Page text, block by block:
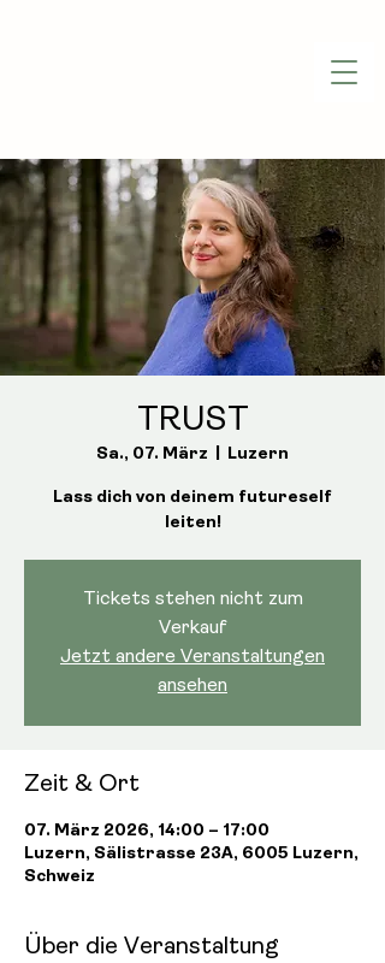
TRUST
Sa., 07. März Luzern
Lass dich von deinem futureself
leiten!
Tickets stehen nicht zum
Verkauf
Jetzt andere Veranstaltungen
ansehen
Zeit & Ort
07. März 2026, 14:00 – 17:00
Luzern, Sälistrasse 23A, 6005 Luzern,
Schweiz
Über die Veranstaltung